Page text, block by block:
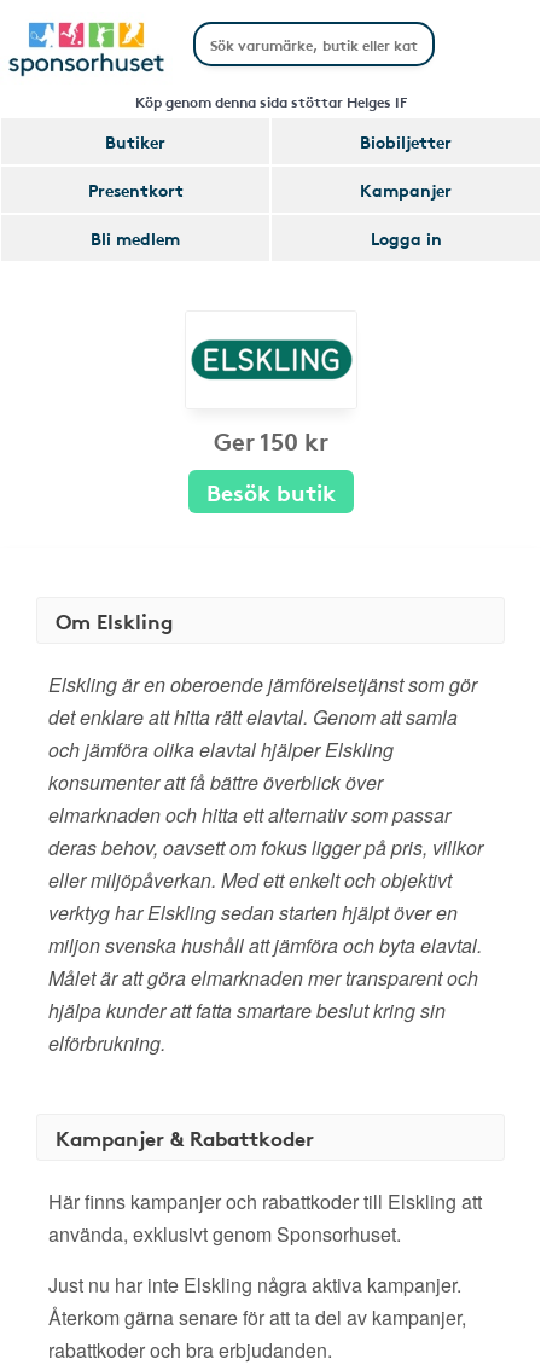
Köp genom denna sida stöttar Helges IF
Butiker
Biobiljetter
Presentkort
Kampanjer
Bli medlem
Logga in
Ger 150 kr
Besök butik
Om Elskling
Elskling är en oberoende jämförelsetjänst som gör
det enklare att hitta rätt elavtal. Genom att samla
och jämföra olika elavtal hjälper Elskling
konsumenter att få bättre överblick över
elmarknaden och hitta ett alternativ som passar
deras behov, oavsett om fokus ligger på pris, villkor
eller miljöpåverkan. Med ett enkelt och objektivt
verktyg har Elskling sedan starten hjälpt över en
miljon svenska hushåll att jämföra och byta elavtal.
Målet är att göra elmarknaden mer transparent och
hjälpa kunder att fatta smartare beslut kring sin
elförbrukning.
Kampanjer & Rabattkoder
Här finns kampanjer och rabattkoder till Elskling att
använda, exklusivt genom Sponsorhuset.
Just nu har inte Elskling några aktiva kampanjer.
Återkom gärna senare för att ta del av kampanjer,
rabattkoder och bra erbjudanden.